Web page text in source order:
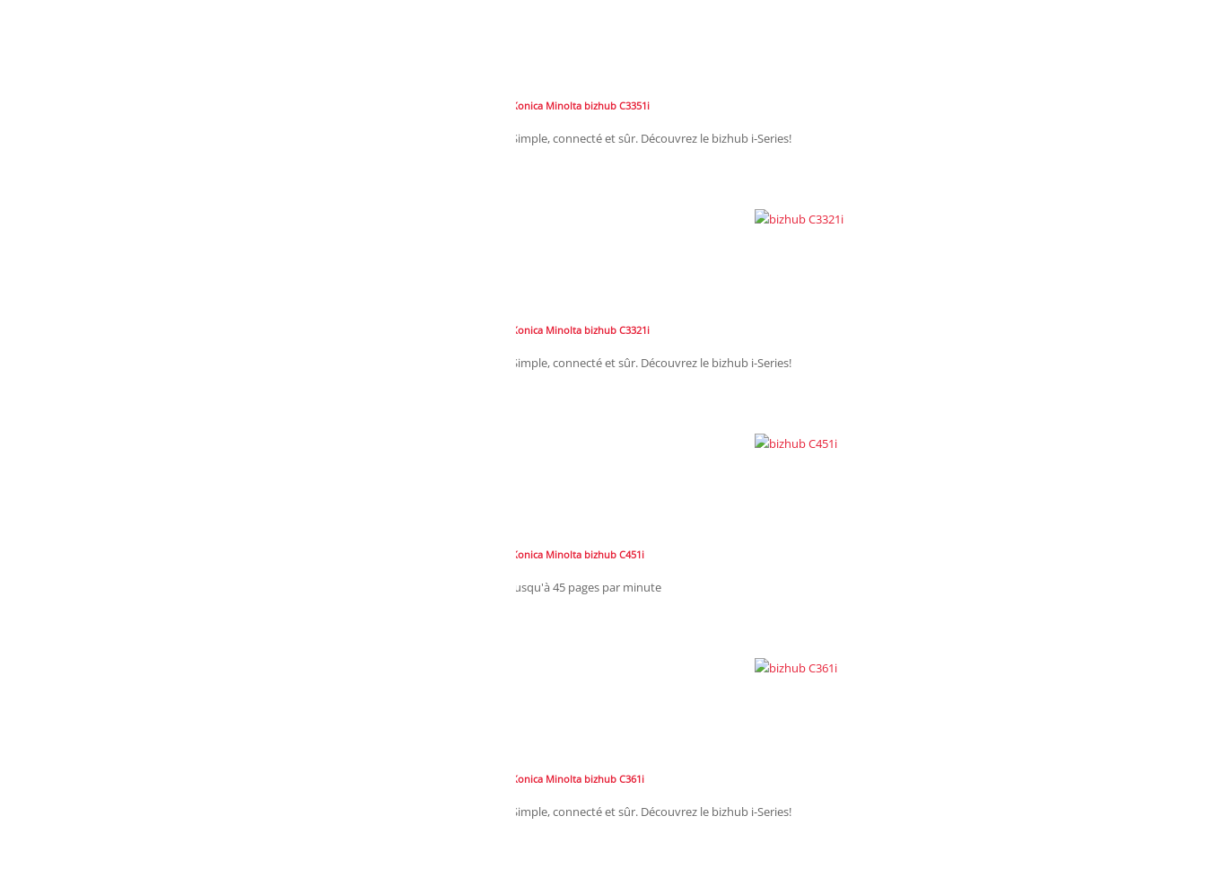
Konica Minolta bizhub C3351i
Simple, connecté et sûr. Découvrez le bizhub i-Series!
Konica Minolta bizhub C3321i
Simple, connecté et sûr. Découvrez le bizhub i-Series!
Konica Minolta bizhub C451i
Jusqu'à 45 pages par minute
Konica Minolta bizhub C361i
Simple, connecté et sûr. Découvrez le bizhub i-Series!